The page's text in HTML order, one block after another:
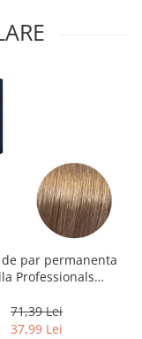
de par permanenta
Professionals
Natural, 60
ml
71,39 Lei
37,99 Lei